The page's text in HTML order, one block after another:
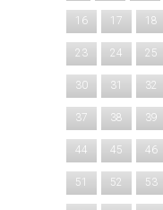
16 17 18
23 24 25
30 31 32
37 38 39
44 45 46
51 52 53